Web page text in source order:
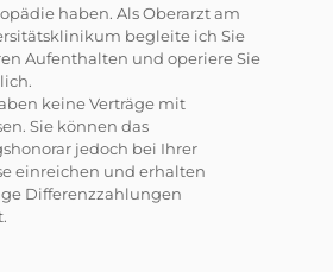
haben. Als Oberarzt am
begleite ich Sie
Aufenthalten und operiere Sie
keine Verträge mit
Sie können das
jedoch bei Ihrer
einreichen und erhalten
Differenzzahlungen